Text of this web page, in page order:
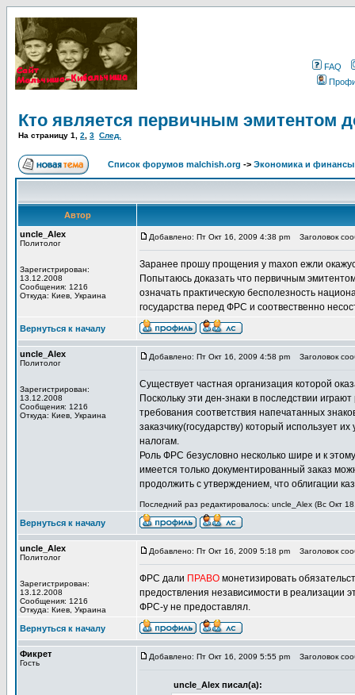
FAQ
Кто является первичным эмитентом
На страницу 1 2 3 След.
Список форумов malchish.org -> Экономика и финансы
Автор
uncle_Alex
Политолог
Зарегистрирован:
13.12.2008
Сообщения: 1216
Откуда: Киев, Украина
Добавлено: Пт Окт 16, 2009 4:38 pm Заголовок
Заранее прошу прощения у maxon ежли
Попытаюсь доказать что первичным
означать практическую бесполезность
государства перед ФРС и соотвественно
Вернуться к началу
uncle_Alex
Политолог
Зарегистрирован:
13.12.2008
Сообщения: 1216
Откуда: Киев, Украина
Добавлено: Пт Окт 16, 2009 4:58 pm Заголовок
Существует частная организация которой
Поскольку эти ден-знаки в последствии
требования соответствия напечатанных
заказчику(государству) который использует
налогам.
Роль ФРС безусловно несколько шире и к
имеется только документированный заказ
продолжить с утверждением, что облигации
Последний раз редактировалось: uncle_Alex (Вс Окт
Вернуться к началу
uncle_Alex
Политолог
Зарегистрирован:
13.12.2008
Сообщения: 1216
Откуда: Киев, Украина
Добавлено: Пт Окт 16, 2009 5:18 pm Заголовок
ФРС дали ПРАВО монетизировать
предоствления независимости в реализации
ФРС-у не предоставлял.
Вернуться к началу
Фикрет
Гость
Добавлено: Пт Окт 16, 2009 5:55 pm Заголовок
uncle_Alex писал(а):